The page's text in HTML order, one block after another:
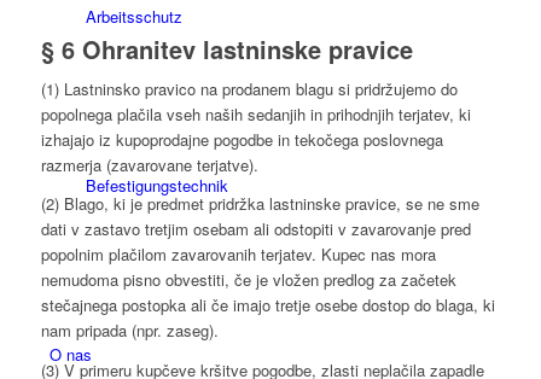
Arbeits­schutz
Befesti­gungs­technik
O nas
§ 6 Ohranitev lastninske pravice
(1) Lastninsko pravico na prodanem blagu si pridržujemo do
popolnega plačila vseh naših sedanjih in prihodnjih terjatev, ki
izhajajo iz kupoprodajne pogodbe in tekočega poslovnega
razmerja (zavarovane terjatve).
(2) Blago, ki je predmet pridržka lastninske pravice, se ne sme
dati v zastavo tretjim osebam ali odstopiti v zavarovanje pred
popolnim plačilom zavarovanih terjatev. Kupec nas mora
nemudoma pisno obvestiti, če je vložen predlog za začetek
stečajnega postopka ali če imajo tretje osebe dostop do blaga, ki
nam pripada (npr. zaseg).
(3) V primeru kupčeve kršitve pogodbe, zlasti neplačila zapadle